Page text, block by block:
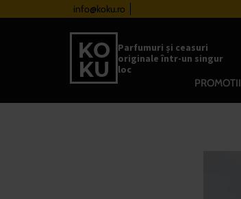
info@koku.ro
Parfumuri și ceasuri
originale într-un singur
loc
PROMOTII